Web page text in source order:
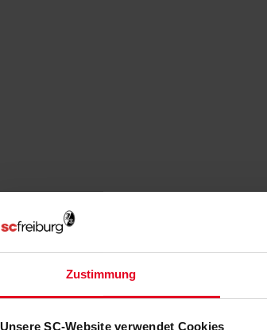
Zustimmung
Unsere SC-Website verwendet Cookies